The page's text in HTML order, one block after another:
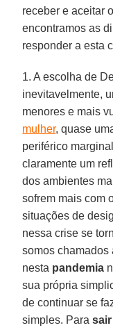
receber e aceitar
encontramos as
responder a esta
1. A escolha de
inevitavelmente,
menores e mais
mulher, quase
periférico
claramente um
dos ambientes
sofrem mais com
situações de
nessa crise se
somos chamados
nesta pandemia
sua própria
de continuar se
simples. Para